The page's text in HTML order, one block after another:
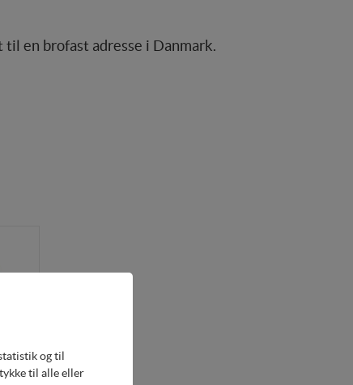
en brofast adresse i Danmark.
og til
til alle eller